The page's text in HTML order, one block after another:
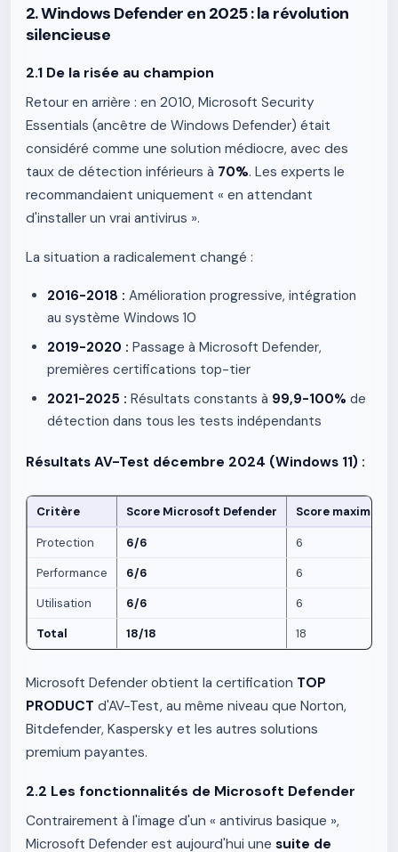
2. Windows Defender en 2025 : la révolution
silencieuse
2.1 De la risée au champion
Retour en arrière : en 2010, Microsoft Security
Essentials (ancêtre de Windows Defender) était
considéré comme une solution médiocre, avec des
taux de détection inférieurs à 70%. Les experts le
recommandaient uniquement « en attendant
d'installer un vrai antivirus ».
La situation a radicalement changé :
2016-2018 : Amélioration progressive, intégration
au système Windows 10
2019-2020 : Passage à Microsoft Defender,
premières certifications top-tier
2021-2025 : Résultats constants à 99,9-100% de
détection dans tous les tests indépendants
Résultats AV-Test décembre 2024 (Windows 11) :
Critère Score Microsoft Defender Score maximum
Protection 6/6
6
Performance
6/6
6
Utilisation
6/6
6
Total
18/18 18
Microsoft Defender obtient la certification TOP
PRODUCT d'AV-Test, au même niveau que Norton,
Bitdefender, Kaspersky et les autres solutions
premium payantes.
2.2 Les fonctionnalités de Microsoft Defender
Contrairement à l'image d'un « antivirus basique »,
Microsoft Defender est aujourd'hui une suite de